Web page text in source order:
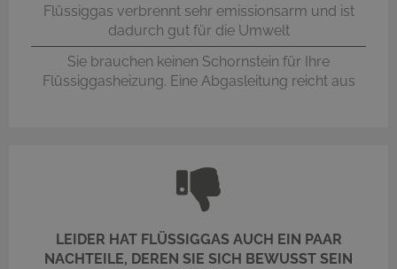
Flüssiggas verbrennt sehr emissionsarm und ist
dadurch gut für die Umwelt
Sie brauchen keinen Schornstein für Ihre
Flüssiggasheizung. Eine Abgasleitung reicht aus
LEIDER HAT FLÜSSIGGAS AUCH EIN PAAR
NACHTEILE, DEREN SIE SICH BEWUSST SEIN